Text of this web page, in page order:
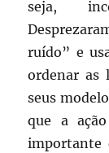
seja,
ruído” e
ordenar as
seus
que a
importante